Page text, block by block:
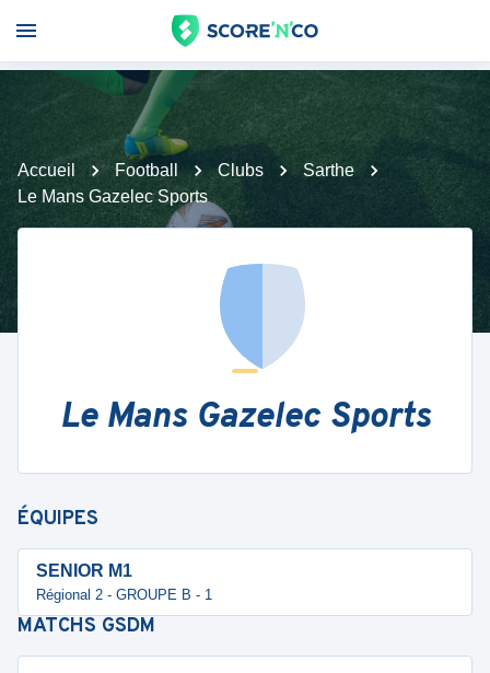
Accueil Football Clubs
Sarthe
Le Mans Gazelec Sports
Le Mans Gazelec Sports
ÉQUIPES
SENIOR M1
Régional 2 - GROUPE B - 1
MATCHS GSDM